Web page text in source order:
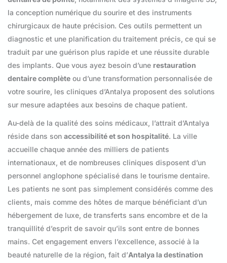
la conception numérique du sourire et des instruments
chirurgicaux de haute précision. Ces outils permettent un
diagnostic et une planification du traitement précis, ce qui se
traduit par une guérison plus rapide et une réussite durable
des implants. Que vous ayez besoin d’une restauration
dentaire complète ou d’une transformation personnalisée de
votre sourire, les cliniques d’Antalya proposent des solutions
sur mesure adaptées aux besoins de chaque patient.
Au-delà de la qualité des soins médicaux, l’attrait d’Antalya
réside dans son accessibilité et son hospitalité. La ville
accueille chaque année des milliers de patients
internationaux, et de nombreuses cliniques disposent d’un
personnel anglophone spécialisé dans le tourisme dentaire.
Les patients ne sont pas simplement considérés comme des
clients, mais comme des hôtes de marque bénéficiant d’un
hébergement de luxe, de transferts sans encombre et de la
tranquillité d’esprit de savoir qu’ils sont entre de bonnes
mains. Cet engagement envers l’excellence, associé à la
beauté naturelle de la région, fait d’Antalya la destination